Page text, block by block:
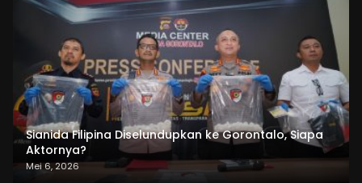
Sianida Filipina Diselundupkan ke Gorontalo, Siapa
Aktornya?
Mei 6, 2026